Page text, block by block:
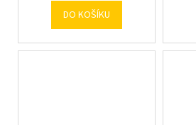
DO KOŠÍKU